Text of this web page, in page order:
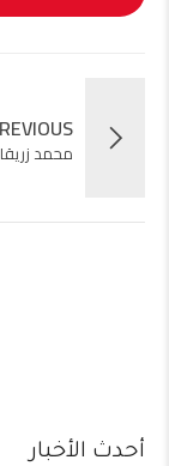
محمد
أحدث الأخبار